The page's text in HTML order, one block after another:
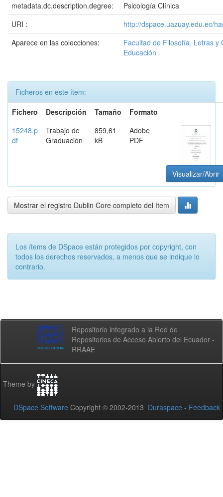
metadata.dc.description.degree:
Psicología Clínica
URI :
http://dspace.uazuay.edu.ec/
Aparece en las colecciones:
Facultad de Filosofía, Letras y
Educación
Ficheros en este ítem:
Fichero
Descripción Tamaño
Formato
15248.p
df
Trabajo de
Graduación
859,61
kB
Adobe
PDF
Visualizar/Abrir
Mostrar el registro Dublin Core completo del ítem
Los ítems de DSpace están protegidos por copyright, con
todos los derechos reservados, a menos que se indique lo
contrario.
Repositorio integrado a la Red de
Repositorios de Acceso Abierto del Ecuador -
RRAAE
Theme by
DSpace Software Copyright © 2002-2013 Duraspace - Feedback